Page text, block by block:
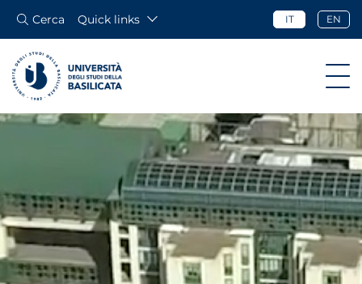
Cerca Quick links IT EN